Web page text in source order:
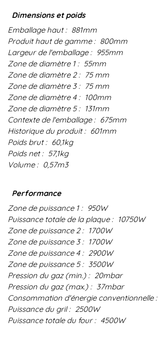
Dimensions et poids
Emballage haut : 881mm
Produit haut de gamme : 800mm
Largeur de l'emballage : 955mm
Zone de diamètre 1 : 55mm
Zone de diamètre 2 : 75 mm
Zone de diamètre 3 : 75 mm
Zone de diamètre 4 : 100mm
Zone de diamètre 5 : 131mm
Contexte de l'emballage : 675mm
Historique du produit : 601mm
Poids brut : 60,1kg
Poids net : 57,1kg
Volume : 0,57m3
Performance
Zone de puissance 1 : 950W
Puissance totale de la plaque : 10750W
Zone de puissance 2 : 1700W
Zone de puissance 3 : 1700W
Zone de puissance 4 : 2900W
Zone de puissance 5 : 3500W
Pression du gaz (min.) : 20mbar
Pression du gaz (max.) : 37mbar
Consommation d'énergie conventionnelle :
Puissance du gril : 2500W
Puissance totale du four : 4500W